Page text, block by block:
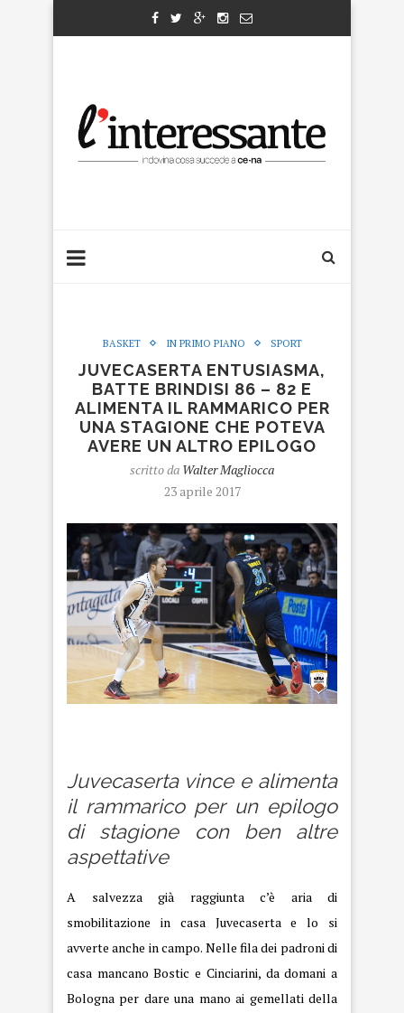
BASKET IN PRIMO PIANO SPORT
JUVECASERTA ENTUSIASMA,
BATTE BRINDISI 86 – 82 E
ALIMENTA IL RAMMARICO PER
UNA STAGIONE CHE POTEVA
AVERE UN ALTRO EPILOGO
scritto da Walter Magliocca
23 aprile 2017
Juvecaserta vince e alimenta
il rammarico per un epilogo
di stagione con ben altre
aspettative
A salvezza già raggiunta c’è aria di
smobilitazione in casa Juvecaserta e lo si
avverte anche in campo. Nelle fila dei padroni di
casa mancano Bostic e Cinciarini, da domani a
Bologna per dare una mano ai gemellati della